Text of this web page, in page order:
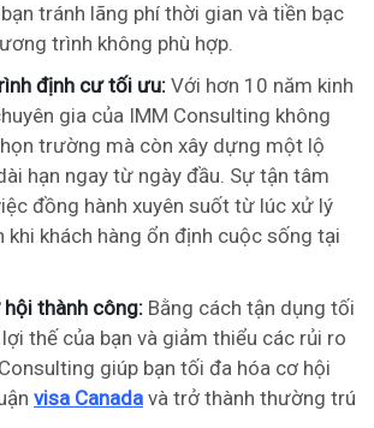
tránh lãng phí thời gian và tiền bạc
trình không phù hợp.
định cư tối ưu: Với hơn 10 năm kinh
gia của IMM Consulting không
trường mà còn xây dựng một lộ
hạn ngay từ ngày đầu. Sự tận tâm
đồng hành xuyên suốt từ lúc xử lý
khi khách hàng ổn định cuộc sống tại
thành công: Bằng cách tận dụng tối
thế của bạn và giảm thiểu các rủi ro
giúp bạn tối đa hóa cơ hội
visa Canada và trở thành thường trú